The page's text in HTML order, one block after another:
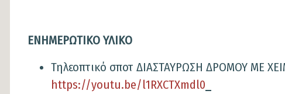
ΕΝΗΜΕΡΩΤΙΚΟ ΥΛΙΚΟ
Τηλεοπτικό σποτ ΔΙΑΣΤΑΥΡΩΣΗ ΔΡΟΜΟΥ ΜΕ
https://youtu.be/l1RXCTXmdl0